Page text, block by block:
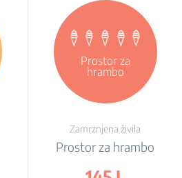
Prostor za
hrambo
Zamrznjena živila
Prostor za hrambo